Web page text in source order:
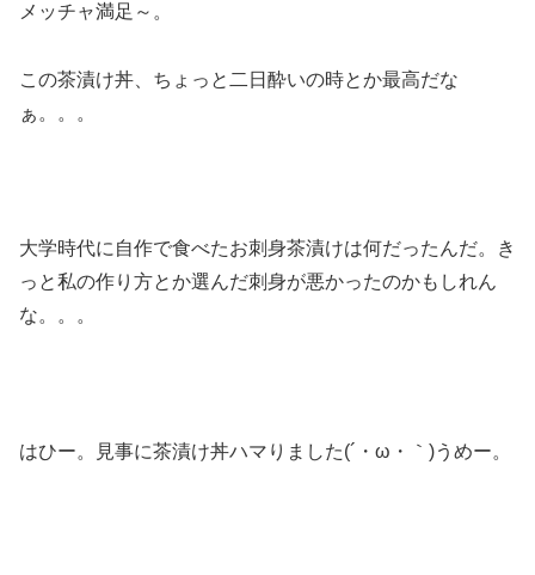
メッチャ満足～。
この茶漬け丼、ちょっと二日酔いの時とか最高だな
ぁ。。。
大学時代に自作で食べたお刺身茶漬けは何だったんだ。き
っと私の作り方とか選んだ刺身が悪かったのかもしれん
な。。。
はひー。見事に茶漬け丼ハマりました(´・ω・｀)うめー。